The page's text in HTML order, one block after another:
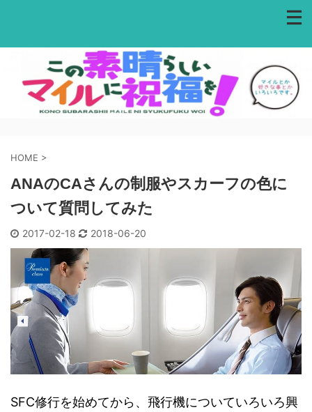
HOME >
ANAのCAさんの制服やスカーフの色に
ついて質問してみた
2017-02-18 2018-06-20
SFC修行を始めてから、飛行機についていろいろ興